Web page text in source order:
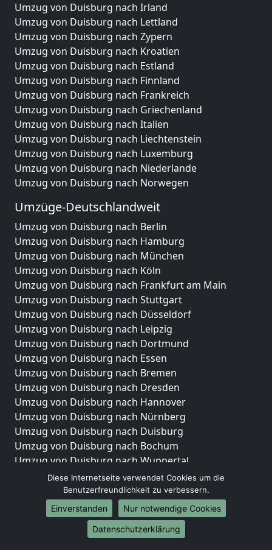
Umzug von Duisburg nach Irland
Umzug von Duisburg nach Lettland
Umzug von Duisburg nach Zypern
Umzug von Duisburg nach Kroatien
Umzug von Duisburg nach Estland
Umzug von Duisburg nach Finnland
Umzug von Duisburg nach Frankreich
Umzug von Duisburg nach Griechenland
Umzug von Duisburg nach Italien
Umzug von Duisburg nach Liechtenstein
Umzug von Duisburg nach Luxemburg
Umzug von Duisburg nach Niederlande
Umzug von Duisburg nach Norwegen
Umzüge-Deutschlandweit
Umzug von Duisburg nach Berlin
Umzug von Duisburg nach Hamburg
Umzug von Duisburg nach München
Umzug von Duisburg nach Köln
Umzug von Duisburg nach Frankfurt am Main
Umzug von Duisburg nach Stuttgart
Umzug von Duisburg nach Düsseldorf
Umzug von Duisburg nach Leipzig
Umzug von Duisburg nach Dortmund
Umzug von Duisburg nach Essen
Umzug von Duisburg nach Bremen
Umzug von Duisburg nach Dresden
Umzug von Duisburg nach Hannover
Umzug von Duisburg nach Nürnberg
Umzug von Duisburg nach Duisburg
Umzug von Duisburg nach Bochum
Umzug von Duisburg nach Wuppertal
Umzug von Duisburg nach Bielefeld
Umzug von Duisburg nach Bonn
Umzug von Duisburg nach Münster
Internationale-Umzüge
Diese Internetseite verwendet Cookies um die
Benutzerfreundlichkeit zu verbessern.
Einverstanden
Nur notwendige Cookies
Datenschutzerklärung